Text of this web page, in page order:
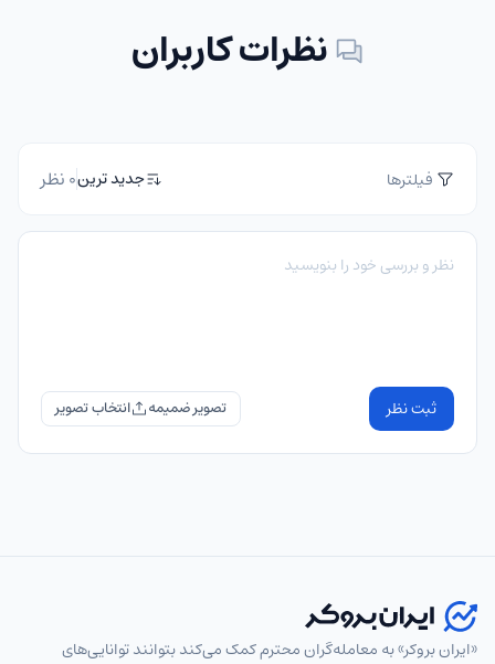
نظرات کاربران
فیلترها جدید ترین0 نظر
ثبت نظر تصویر ضمیمه
«ایران بروکر» به معامله‌گران محترم کمک می‌کند بتوانند توانایی‌های